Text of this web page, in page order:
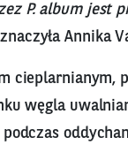
P. album jest
Annika
węgla